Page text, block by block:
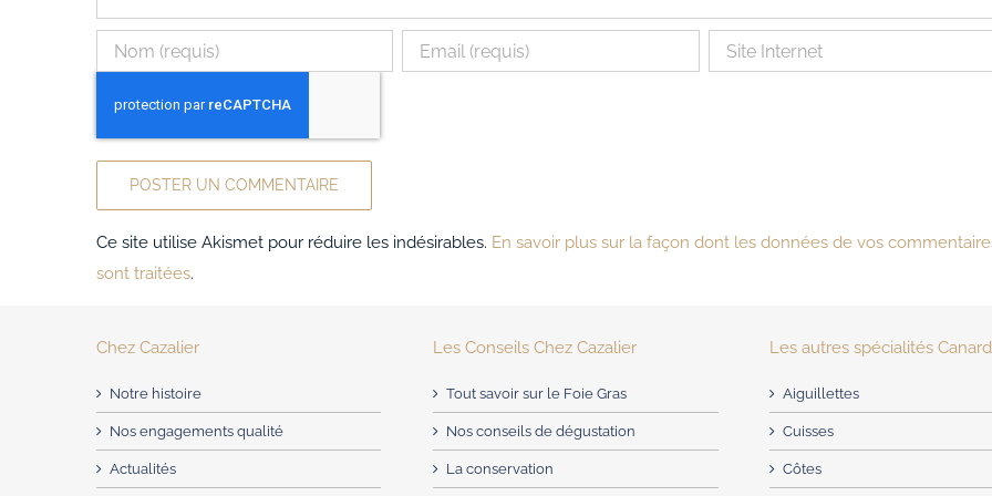
Ce site utilise Akismet pour réduire les indésirables.
Nos engagements qualité
Tout savoir sur le Foie Gras
Nos conseils de dégustation
Aiguillettes
Cuisses